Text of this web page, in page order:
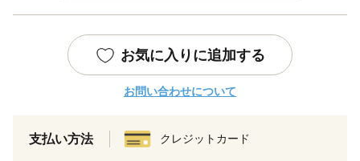
お気に入りに追加する
お問い合わせについて
支払い方法 クレジットカード